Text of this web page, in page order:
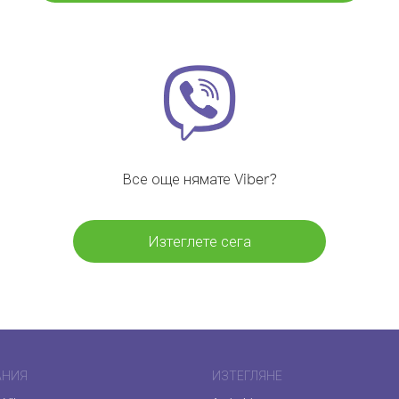
Все още нямате Viber?
Изтеглете сега
ИЗТЕГЛЯНЕ